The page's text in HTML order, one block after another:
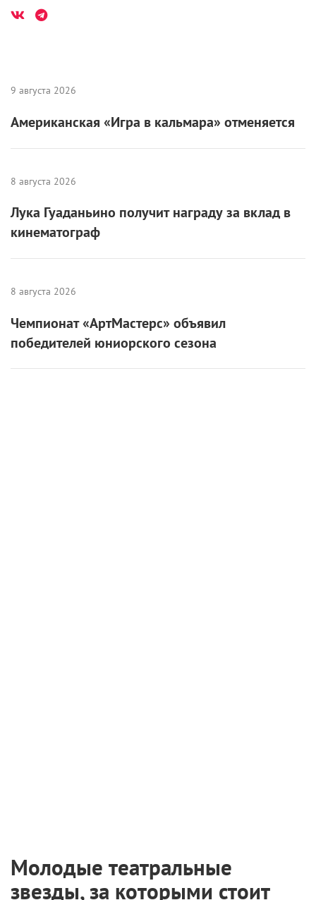
9 августа 2026
Американская «Игра в кальмара» отменяется
8 августа 2026
Лука Гуаданьино получит награду за вклад в
кинематограф
8 августа 2026
Чемпионат «АртМастерс» объявил
победителей юниорского сезона
Молодые театральные
звезды, за которыми стоит